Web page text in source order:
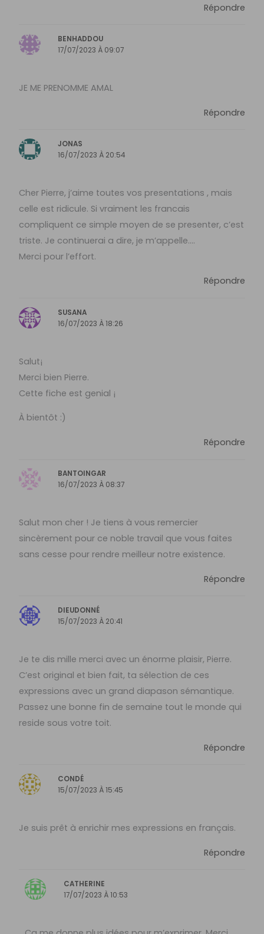
Répondre
BENHADDOU
17/07/2023 À 09:07
JE ME PRENOMME AMAL
Répondre
JONAS
16/07/2023 À 20:54
Cher Pierre, j’aime toutes vos presentations , mais
celle est ridicule. Si vraiment les francais
compliquent ce simple moyen de se presenter, c’est
triste. Je continuerai a dire, je m’appelle….
Merci pour l’effort.
Répondre
SUSANA
16/07/2023 À 18:26
Salut¡
Merci bien Pierre.
Cette fiche est genial ¡
À bientôt :)
Répondre
BANTOINGAR
16/07/2023 À 08:37
Salut mon cher ! Je tiens à vous remercier
sincèrement pour ce noble travail que vous faites
sans cesse pour rendre meilleur notre existence.
Répondre
DIEUDONNÉ
15/07/2023 À 20:41
Je te dis mille merci avec un énorme plaisir, Pierre.
C’est original et bien fait, ta sélection de ces
expressions avec un grand diapason sémantique.
Passez une bonne fin de semaine tout le monde qui
reside sous votre toit.
Répondre
CONDÉ
15/07/2023 À 15:45
Je suis prêt à enrichir mes expressions en français.
Répondre
CATHERINE
17/07/2023 À 10:53